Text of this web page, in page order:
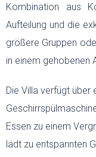
Kombination aus
Aufteilung und die
größere Gruppen
in einem gehobenen
Die Villa verfügt über
Essen zu einem
lädt zu entspannten